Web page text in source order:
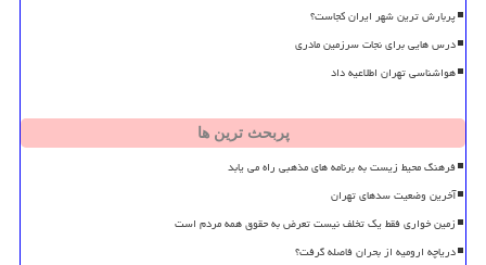
پربارش ترین شهر ایران کجاست؟
درس هایی برای نجات سرزمین مادری
هواشناسی تهران اطلاعیه داد
پربحث ترین ها
فرهنگ محیط زیست به برنامه های مذهبی راه می یابد
آخرین وضعیت سدهای تهران
زمین خواری فقط یک تخلف نیست تعرض به حقوق همه مردم است
دریاچه ارومیه از بحران فاصله گرفت؟